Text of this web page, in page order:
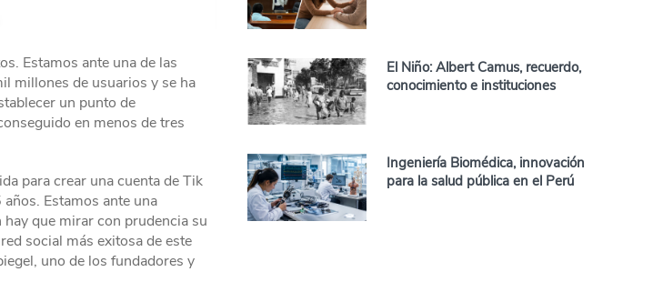
Estamos ante una de las
millones de usuarios y se ha
un punto de
en menos de tres
para crear una cuenta de Tik
Estamos ante una
que mirar con prudencia su
social más exitosa de este
uno de los fundadores y
El Niño: Albert Camus, recuerdo,
conocimiento e instituciones
Ingeniería Biomédica, innovación
para la salud pública en el Perú